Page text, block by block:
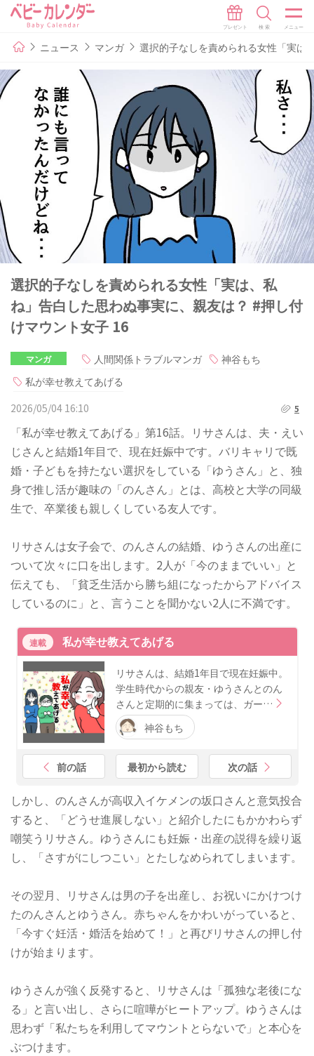
ニュース マンガ 選択的子なしを責められる女性「実は
選択的子なしを責められる女性「実は、私
ね」告白した思わぬ事実に、親友は？ #押し付
けマウント女子 16
マンガ 人間関係トラブルマンガ
神谷もち
私が幸せ教えてあげる
2026/05/04 16:10
5
「私が幸せ教えてあげる」第16話。リサさんは、夫・えい
じさんと結婚1年目で、現在妊娠中です。バリキャリで既
婚・子どもを持たない選択をしている「ゆうさん」と、独
身で推し活が趣味の「のんさん」とは、高校と大学の同級
生で、卒業後も親しくしている友人です。
リサさんは女子会で、のんさんの結婚、ゆうさんの出産に
ついて次々に口を出します。2人が「今のままでいい」と
伝えても、「貧乏生活から勝ち組になったからアドバイス
しているのに」と、言うことを聞かない2人に不満です。
連載 私が幸せ教えてあげる
リサさんは、結婚1年目で現在妊娠中。
学生時代からの親友・ゆうさんとのん
さんと定期的に集まっては、ガー…
神谷もち
前の話 最初から読む 次の話
しかし、のんさんが高収入イケメンの坂口さんと意気投合
すると、「どうせ進展しない」と紹介したにもかかわらず
嘲笑うリサさん。ゆうさんにも妊娠・出産の説得を繰り返
し、「さすがにしつこい」とたしなめられてしまいます。
その翌月、リサさんは男の子を出産し、お祝いにかけつけ
たのんさんとゆうさん。赤ちゃんをかわいがっていると、
「今すぐ妊活・婚活を始めて！」と再びリサさんの押し付
けが始まります。
ゆうさんが強く反発すると、リサさんは「孤独な老後にな
る」と言い出し、さらに喧嘩がヒートアップ。ゆうさんは
思わず「私たちを利用してマウントとらないで」と本心を
ぶつけます。